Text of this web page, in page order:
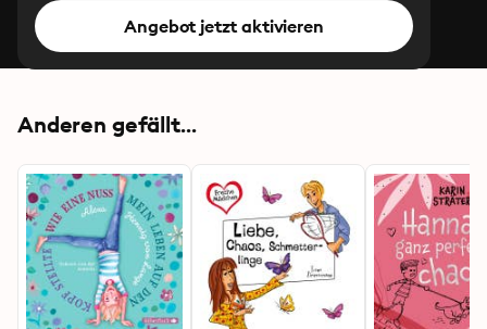
Angebot jetzt aktivieren
Anderen gefällt...